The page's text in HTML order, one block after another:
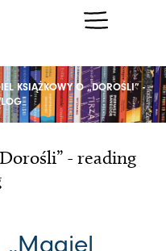
KSIĄŻKOWY O „DOROŚLI” -
- reading
„Magiel